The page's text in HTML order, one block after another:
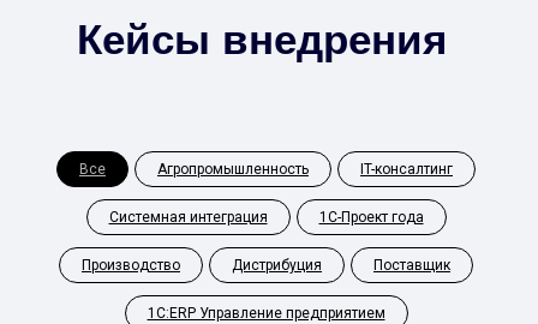
Кейсы внедрения
Все Агропромышленность IT-консалтинг
Системная интеграция 1С-Проект года
Производство Дистрибуция Поставщик
1С:ERP Управление предприятием